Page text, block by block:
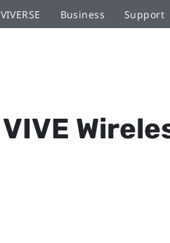
VIVERSE Business Support
VIVE